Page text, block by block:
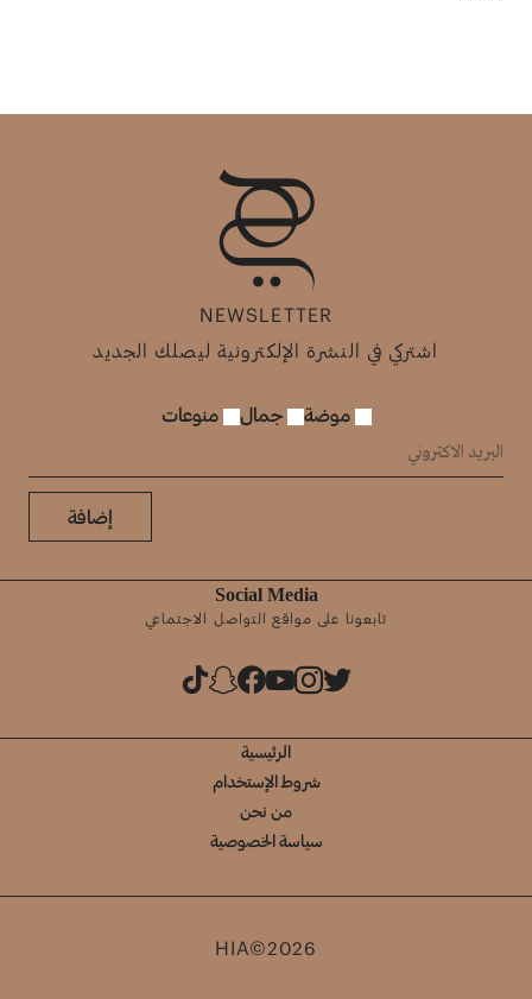
NEWSLETTER
اشتركي في النشرة الإلكترونية ليصلك الجديد
موضة جمال منوعات
إضافة
Social Media
تابعونا على مواقع التواصل الاجتماعي
الرئيسية
شروط الإستخدام
من نحن
سياسة الخصوصية
HIA©2026